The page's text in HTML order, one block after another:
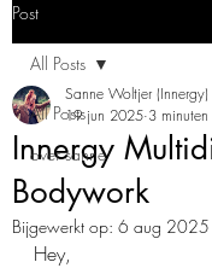
Post
All Posts
over sanne
All Posts
Innergy
Bodywork
Sanne Woltjer (Innergy)
19 jun 2025 3
Bijgewerkt op: 6 aug 2025
Hey,